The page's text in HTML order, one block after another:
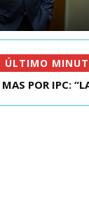
ÚLTIMO
CON EL
POR IPC: “LA